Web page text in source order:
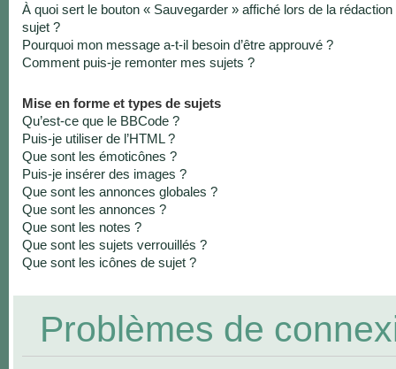
À quoi sert le bouton « Sauvegarder » affiché lors de la rédaction
sujet ?
Pourquoi mon message a-t-il besoin d’être approuvé ?
Comment puis-je remonter mes sujets ?
Mise en forme et types de sujets
Qu’est-ce que le BBCode ?
Puis-je utiliser de l’HTML ?
Que sont les émoticônes ?
Puis-je insérer des images ?
Que sont les annonces globales ?
Que sont les annonces ?
Que sont les notes ?
Que sont les sujets verrouillés ?
Que sont les icônes de sujet ?
Problèmes de